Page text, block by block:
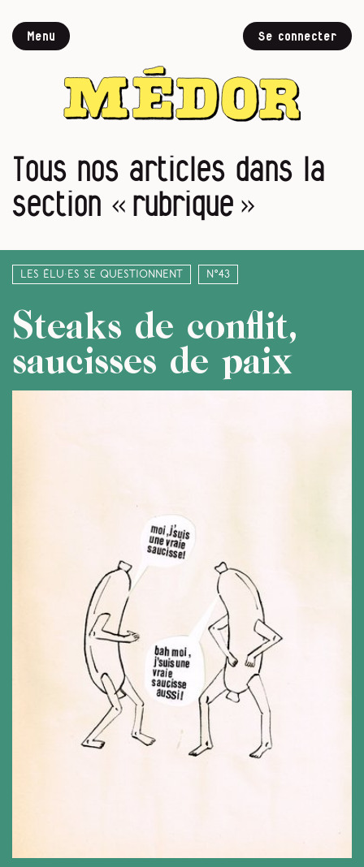
Menu Se connecter
Tous nos articles dans la
section « rubrique »
Les élu·es se questionnent N°43
Steaks de conflit,
saucisses de paix